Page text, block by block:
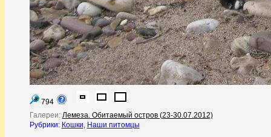
794
Галереи: Лемеза. Обитаемый остров (23-30.07.2012)
Рубрики: Кошки, Наши питомцы